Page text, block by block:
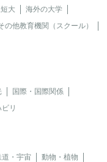
大
海外の大学
の他教育機関（スクール）
国際・国際関係
リ
道・宇宙
動物・植物